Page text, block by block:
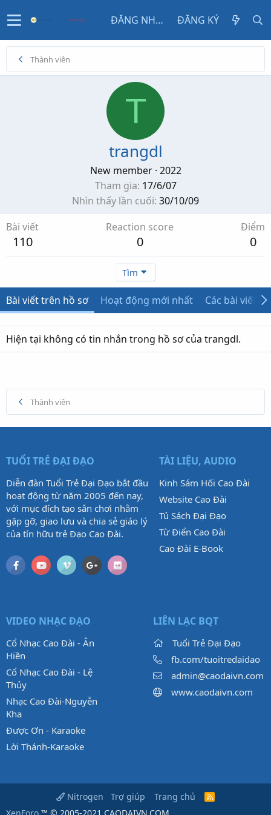
ĐĂNG NHẬP ĐĂNG KÝ
Thành viên
T
trangdl
New member · 2022
Tham gia 17/6/07
Nhìn thấy lần cuối 30/10/09
Bài viết
110
Reaction score
0
Điểm
0
Tìm
Bài viết trên hồ sơ Hoạt động mới nhất Các bài viết
Hiện tại không có tin nhắn trong hồ sơ của trangdl.
Thành viên
TUỔI TRẺ ĐẠI ĐẠO
Diễn đàn Tuổi Trẻ Đại Đạo bắt đầu
hoạt động từ năm 2005 đến nay,
với mục đích tạo sân chơi nhằm
gặp gỡ, giao lưu và chia sẻ giáo lý
của tín hữu trẻ Đạo Cao Đài.
TÀI LIỆU, AUDIO
Kinh Sám Hối Cao Đài
Website Cao Đài
Tủ Sách Đại Đạo
Từ Điển Cao Đài
Cao Đài E-Book
VIDEO NHẠC ĐẠO
Cổ Nhạc Cao Đài - Ân
Hiền
Cổ Nhạc Cao Đài - Lệ
Thủy
Nhạc Cao Đài-Nguyễn
Kha
Được Ơn - Karaoke
Lời Thánh-Karaoke
LIÊN LẠC BQT
Tuổi Trẻ Đại Đạo
fb.com/tuoitredaidao
admin@caodaivn.com
www.caodaivn.com
Nitrogen Trợ giúp Trang chủ
R